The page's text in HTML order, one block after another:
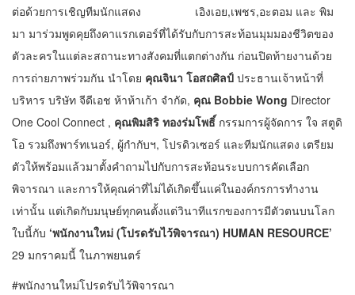
ต่อด้วยการเชิญทีมนักแสดง เอิงเอย,เพชร,อะตอม และ พิม
มา มาร่วมพูดคุยถึงคาแรกเตอร์ที่ได้รับกับการสะท้อนมุมมองชีวิตของ
ตัวละครในแต่ละสถานะทางสังคมที่แตกต่างกัน ก่อนปิดท้ายงานด้วย
การถ่ายภาพร่วมกัน นำโดย คุณจินา โอสถศิลป์ ประธานเจ้าหน้าที่
บริหาร บริษัท จีดีเอช ห้าห้าเก้า จำกัด, คุณ Bobbie Wong Director
One Cool Connect , คุณพิมสิริ ทองร่มโพธิ์ กรรมการผู้จัดการ ใจ สตูดิ
โอ รวมถึงพาร์ทเนอร์, ผู้กำกับฯ, โปรดิวเซอร์ และทีมนักแสดง เตรียม
ตัวให้พร้อมแล้วมาตั้งคำถามไปกับการสะท้อนระบบการคัดเลือก
พิจารณา และการให้คุณค่าที่ไม่ได้เกิดขึ้นแค่ในองค์กรการทำงาน
เท่านั้น แต่เกิดกับมนุษย์ทุกคนตั้งแต่วินาทีแรกของการมีตัวตนบนโลก
ใบนี้กับ ‘พนักงานใหม่ (โปรดรับไว้พิจารณา) HUMAN RESOURCE’
29 มกราคมนี้ ในภาพยนตร์
#พนักงานใหม่โปรดรับไว้พิจารณา